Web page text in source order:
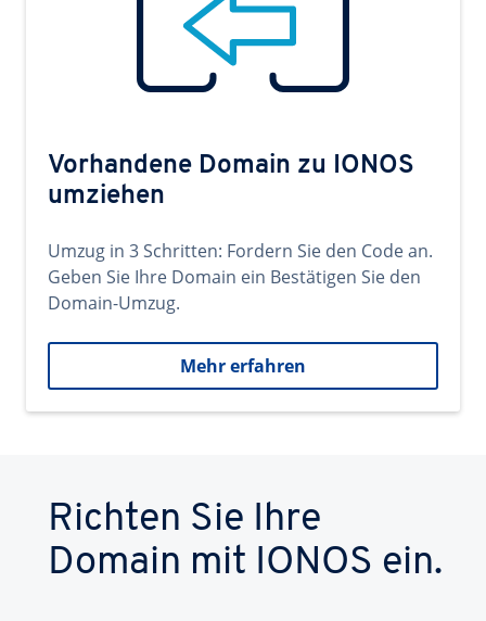
Vorhandene Domain zu IONOS
umziehen
Umzug in 3 Schritten: Fordern Sie den Code an.
Geben Sie Ihre Domain ein Bestätigen Sie den
Domain-Umzug.
Mehr erfahren
Richten Sie Ihre
Domain mit IONOS ein.